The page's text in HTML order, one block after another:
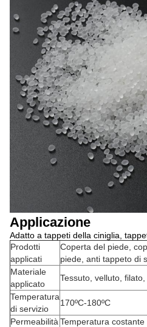
Applicazione
Adatto a tappeti della ciniglia,
Prodotti
applicati
Coperta del piede,
piede, anti tappeto di
Materiale
applicato
Tessuto, velluto,
Temperatura
di servizio
170ºC-180ºC
Permeabilità Temperatura